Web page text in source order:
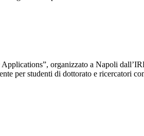
organizzato a Napoli
per studenti di dottorato e ricercatori